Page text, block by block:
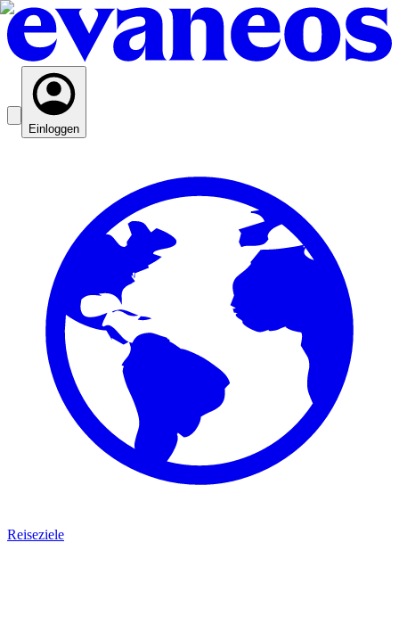
Einloggen
Reiseziele